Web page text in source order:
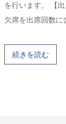
を行います。 【
欠席を出席回数に
続きを読む